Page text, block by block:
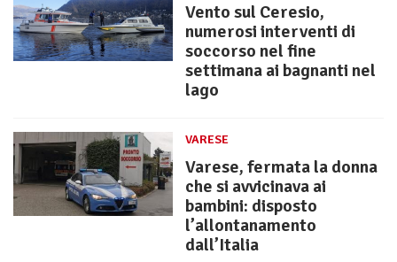
Vento sul Ceresio,
numerosi interventi di
soccorso nel fine
settimana ai bagnanti nel
lago
VARESE
Varese, fermata la donna
che si avvicinava ai
bambini: disposto
l’allontanamento
dall’Italia